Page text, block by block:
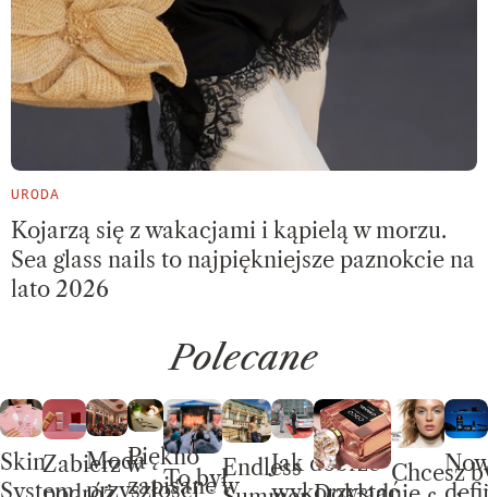
URODA
Kojarzą się z wakacjami i kąpielą w morzu.
Sea glass nails to najpiękniejsze paznokcie na
lato 2026
Polecane
SkinZabierz w
Moda
przyszłości
Piękno
zapisane w
To byłEndlessJak dobrze Chcesz